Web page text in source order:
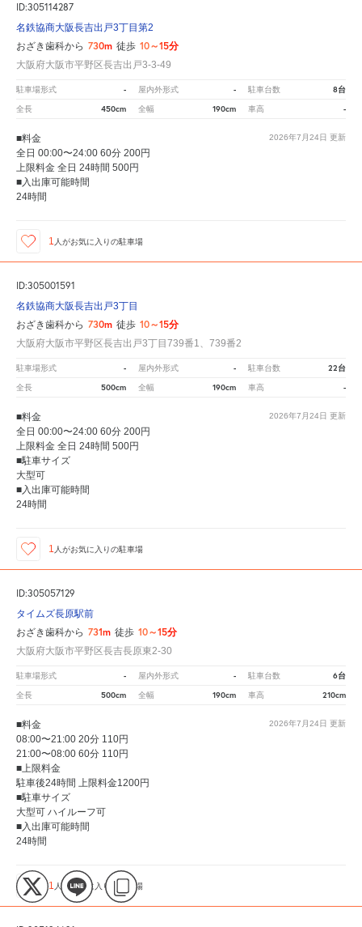
ID:305114287
名鉄協商大阪長吉出戸3丁目第2
おざき歯科から 730m 徒歩 10～15分
大阪府大阪市平野区長吉出戸3-3-49
駐車場形式 - 屋内外形式 - 駐車台数 8台
全長 450cm 全幅 190cm 車高 -
2026年7月24日 更新
■料金
全日 00:00〜24:00 60分 200円
上限料金 全日 24時間 500円
■入出庫可能時間
24時間
1 人がお気に入りの駐車場
ID:305001591
名鉄協商大阪長吉出戸3丁目
おざき歯科から 730m 徒歩 10～15分
大阪府大阪市平野区長吉出戸3丁目739番1、739番2
駐車場形式 - 屋内外形式 - 駐車台数 22台
全長 500cm 全幅 190cm 車高 -
2026年7月24日 更新
■料金
全日 00:00〜24:00 60分 200円
上限料金 全日 24時間 500円
■駐車サイズ
大型可
■入出庫可能時間
24時間
1 人がお気に入りの駐車場
ID:305057129
タイムズ長原駅前
おざき歯科から 731m 徒歩 10～15分
大阪府大阪市平野区長吉長原東2-30
駐車場形式 - 屋内外形式 - 駐車台数 6台
全長 500cm 全幅 190cm 車高 210cm
2026年7月24日 更新
■料金
08:00〜21:00 20分 110円
21:00〜08:00 60分 110円
■上限料金
駐車後24時間 上限料金1200円
■駐車サイズ
大型可 ハイルーフ可
■入出庫可能時間
24時間
1 人が お気に入りの駐車場